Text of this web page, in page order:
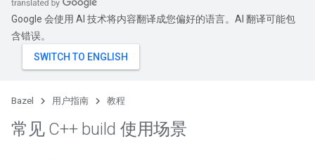
Google 会使用 AI 技术将内容翻译成您偏好的语言。AI 翻译可能包
含错误。
Bazel 用户指南 教程
常见 C++ build 使用场景